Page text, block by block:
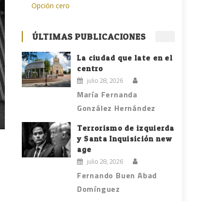
Opción cero
ÚLTIMAS PUBLICACIONES
La ciudad que late en el
centro
julio 28, 2026
María Fernanda
González Hernández
Terrorismo de izquierda
y Santa Inquisición new
age
julio 28, 2026
Fernando Buen Abad
Domínguez